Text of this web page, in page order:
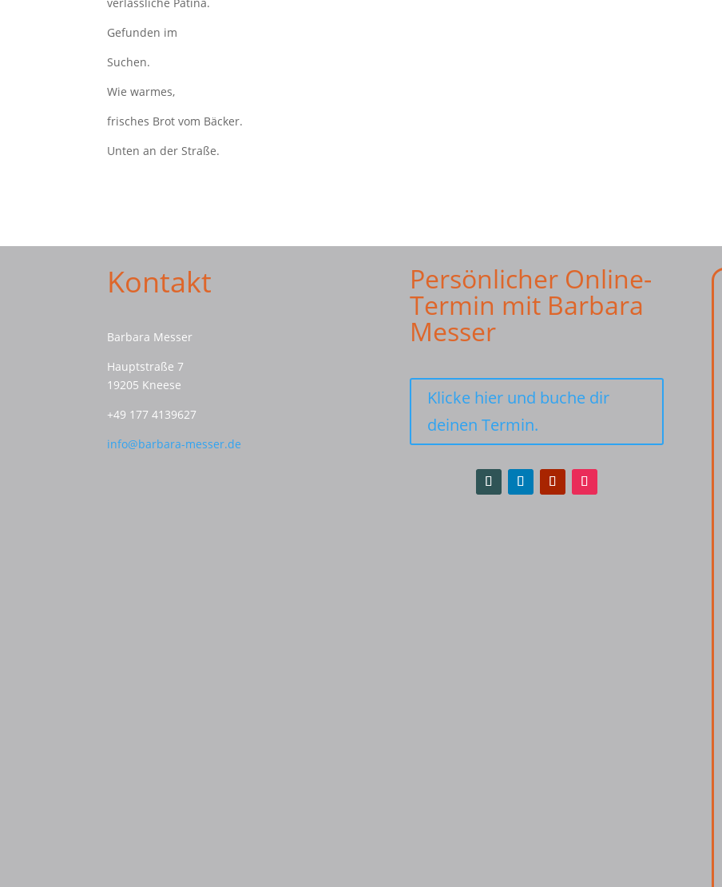
Gefunden im
Suchen.
Wie warmes,
frisches Brot vom Bäcker.
Unten an der Straße.
Kontakt
Barbara Messer
Hauptstraße 7
19205 Kneese
+49 177 4139627
info@barbara-messer.de
Persönlicher Online-
Termin mit Barbara
Messer
Klicke hier und buche dir
deinen Termin.